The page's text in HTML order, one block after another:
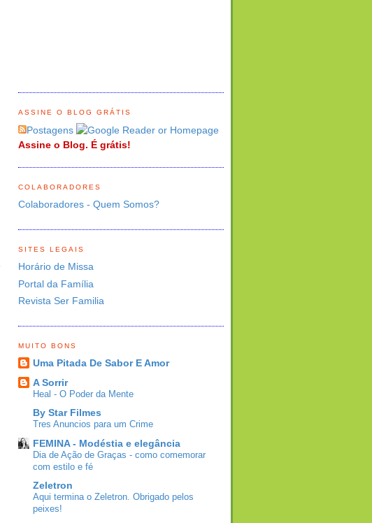
ASSINE O BLOG GRÁTIS
Postagens
Assine o Blog. É grátis!
COLABORADORES
Colaboradores - Quem Somos?
SITES LEGAIS
Horário de Missa
Portal da Família
Revista Ser Familia
MUITO BONS
Uma Pitada De Sabor E Amor
A Sorrir
Heal - O Poder da Mente
By Star Filmes
Tres Anuncios para um Crime
FEMINA - Modéstia e elegância
Dia de Ação de Graças - como comemorar
com estilo e fé
Zeletron
Aqui termina o Zeletron. Obrigado pelos
peixes!